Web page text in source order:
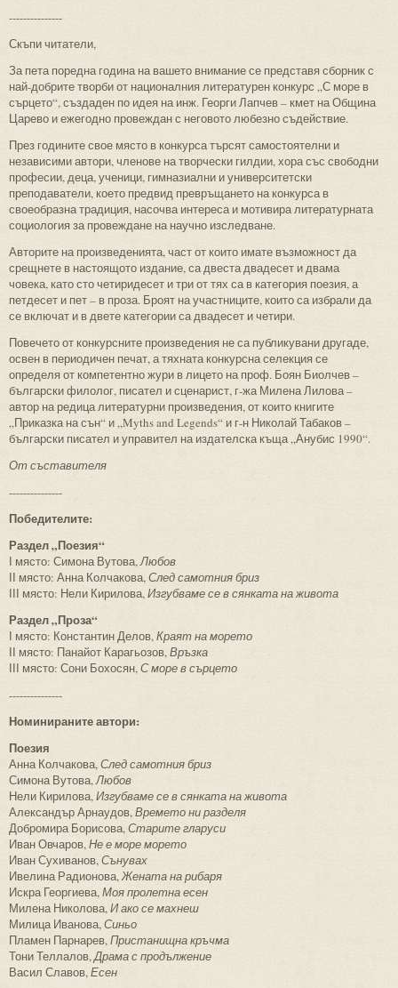
---------------
Скъпи читатели,
За пета поредна година на вашето внимание се представя сборник с
най-добрите творби от националния литературен конкурс „С море в
сърцето“, създаден по идея на инж. Георги Лапчев – кмет на Община
Царево и ежегодно провеждан с неговото любезно съдействие.
През годините свое място в конкурса търсят самостоятелни и
независими автори, членове на творчески гилдии, хора със свободни
професии, деца, ученици, гимназиални и университетски
преподаватели, което предвид превръщането на конкурса в
своеобразна традиция, насочва интереса и мотивира литературната
социология за провеждане на научно изследване.
Авторите на произведенията, част от които имате възможност да
срещнете в настоящото издание, са двеста двадесет и двама
човека, като сто четиридесет и три от тях са в категория поезия, а
петдесет и пет – в проза. Броят на участниците, които са избрали да
се включат и в двете категории са двадесет и четири.
Повечето от конкурсните произведения не са публикувани другаде,
освен в периодичен печат, а тяхната конкурсна селекция се
определя от компетентно жури в лицето на проф. Боян Биолчев –
български филолог, писател и сценарист, г-жа Милена Лилова –
автор на редица литературни произведения, от които книгите
„Приказка на сън“ и „Myths and Legends“ и г-н Николай Табаков –
български писател и управител на издателска къща „Анубис 1990“.
От съставителя
---------------
Победителите:
Раздел „Поезия“
І място: Симона Вутова,Любов
ІІ място: Анна Колчакова,След самотния бриз
ІІІ място: Нели Кирилова,Изгубваме се в сянката на живота
Раздел „Проза“
І място: Константин Делов,Краят на морето
ІІ място: Панайот Карагьозов,Връзка
ІІІ място: Сони Бохосян,С море в сърцето
---------------
Номинираните автори:
Поезия
Анна Колчакова,След самотния бриз
Симона Вутова,Любов
Нели Кирилова,Изгубваме се в сянката на живота
Александър Арнаудов,Времето ни разделя
Добромира Борисова,Старите гларуси
Иван Овчаров,Не е море морето
Иван Сухиванов,Сънувах
Ивелина Радионова,Жената на рибаря
Искра Георгиева,Моя пролетна есен
Милена Николова,И ако се махнеш
Милица Иванова,Синьо
Пламен Парнарев,Пристанищна кръчма
Тони Теллалов,Драма с продължение
Васил Славов,Есен